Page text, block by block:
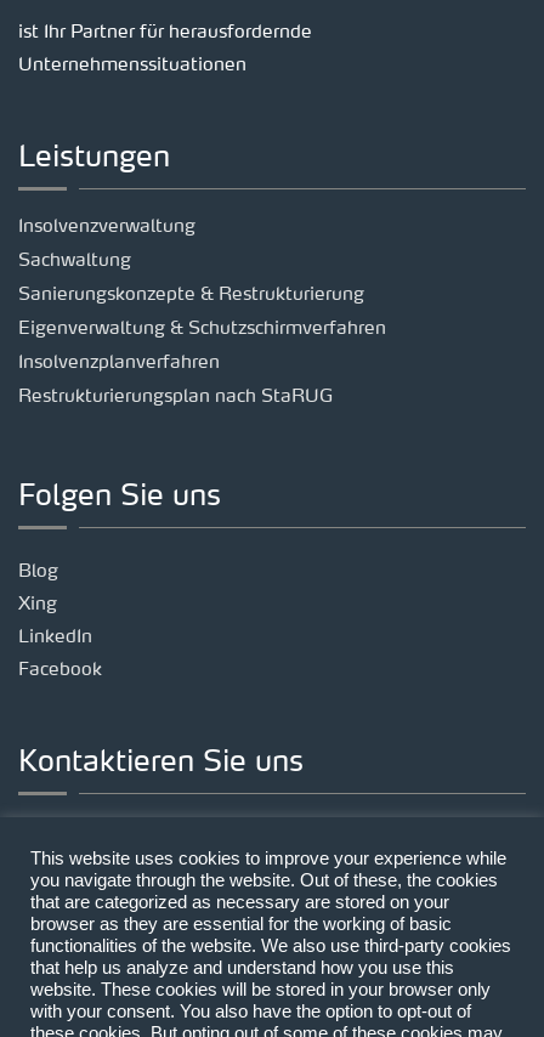
ist Ihr Partner für herausfordernde
Unternehmenssituationen
Leistungen
Insolvenzverwaltung
Sachwaltung
Sanierungskonzepte & Restrukturierung
Eigenverwaltung & Schutzschirmverfahren
Insolvenzplanverfahren
Restrukturierungsplan nach StaRUG
Folgen Sie uns
Blog
Xing
LinkedIn
Facebook
Kontaktieren Sie uns
Landsberger Straße 191, 80687 München
Telefon:
+49 89 | 212314-0
E-Mail:
mail@lecon.eu
This website uses cookies to improve your experience while
you navigate through the website. Out of these, the cookies
that are categorized as necessary are stored on your
browser as they are essential for the working of basic
functionalities of the website. We also use third-party cookies
that help us analyze and understand how you use this
website. These cookies will be stored in your browser only
with your consent. You also have the option to opt-out of